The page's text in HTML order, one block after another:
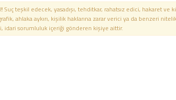
Suç teşkil edecek, yasadışı, tehditkar, rahatsız edici, hakaret ve
ahlaka aykırı, kişilik haklarına zarar verici ya da benzeri
idari sorumluluk içeriği gönderen kişiye aittir.